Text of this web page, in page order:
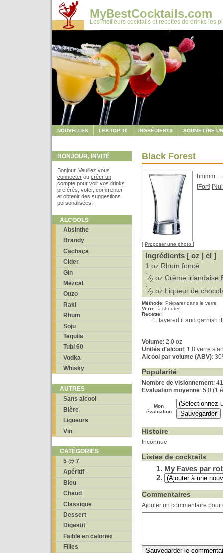
MyBestCocktails.com
Les meilleurs cocktails et recettes de drinks les
NOUVELLES LES TOP 10 INGRÉDIENTS SOUMETTRE
BONJOUR, INVITÉ
Bonjour. Veuillez vous
connecter ou créer un
compte pour voir vos drinks
préférés, voter, commenter
et obtenir des suggestions
personalisées!
ALCOOLS
Absinthe
Brandy
Cachaça
Cider
Gin
Mezcal
Ouzo
Raki
Rhum
Soju
Tequila
Tubi 60
Vodka
Whisky
AUTRES
Sans alcool
Bière
Liqueurs
Vin
CATÉGORIES
5 @ 7
Apéritif
Bleu
Chaud
Classique
Dessert
Digestif
Faible en calories
Filles
Black Forest
[ Proposer une photo ]
[Fort] [
Ingrédients [ oz | cl ]
1 oz Rhum foncé
1 ⁄2 oz Crème irlandaise
1 ⁄2 oz Liqueur de
Méthode: Préparer dans le verre
Verre: à shooter
Recette:
layered it and garnish
Volume: 2,0 oz
Unités d'alcool : 1,8 verre
Alcool par volume (ABV):
Popularité
Nombre de visionnement:
Evaluation moyenne: 5,0 (1
Mon
évaluation
Histoire
Inconnue
Listes de cocktails
My Faves par
Commentaires
Ajouter un commentaire pour